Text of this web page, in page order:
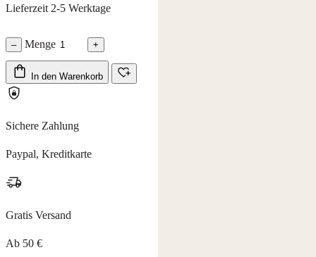
Lieferzeit 2-5 Werktage
– Menge +
In den Warenkorb
Sichere Zahlung
Paypal, Kreditkarte
Gratis Versand
Ab 50 €